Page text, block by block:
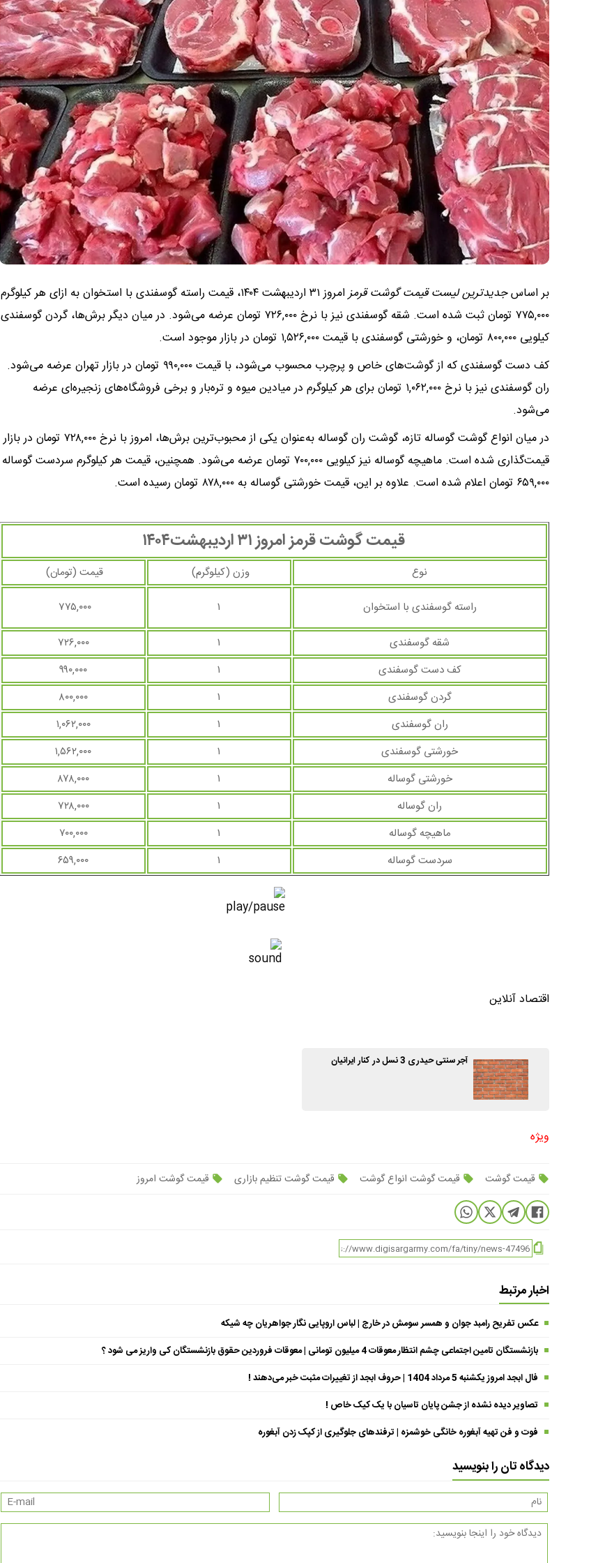
بر اساسجدیدترین لیست قیمت گوشت قرمز
امروز ۳۱ اردیبهشت ۱۴۰۴، قیمت راسته گوسفندی با استخوان به ازای هر کیلوگرم
۷۷۵,۰۰۰ تومان ثبت شده است. شقه گوسفندی نیز با نرخ ۷۲۶,۰۰۰ تومان عرضه می‌شود. در میان دیگر برش‌ها، گردن گوسفندی
کیلویی ۸۰۰,۰۰۰ تومان، و خورشتی گوسفندی با قیمت ۱,۵۲۶,۰۰۰ تومان در بازار موجود است.
کف دست گوسفندی که از گوشت‌های خاص و پرچرب محسوب می‌شود، با قیمت ۹۹۰,۰۰۰ تومان در بازار تهران عرضه می‌شود.
ران گوسفندی نیز با نرخ ۱,۰۶۲,۰۰۰ تومان برای هر کیلوگرم در میادین میوه و تره‌بار و برخی فروشگاه‌های زنجیره‌ای عرضه
می‌شود.
در میان انواع گوشت گوساله تازه، گوشت ران گوساله به‌عنوان یکی از محبوب‌ترین برش‌ها، امروز با نرخ ۷۲۸,۰۰۰ تومان در بازار
قیمت‌گذاری شده است. ماهیچه گوساله نیز کیلویی ۷۰۰,۰۰۰ تومان عرضه می‌شود. همچنین، قیمت هر کیلوگرم سردست گوساله
۶۵۹,۰۰۰ تومان اعلام شده است. علاوه بر این، قیمت خورشتی گوساله به ۸۷۸,۰۰۰ تومان رسیده است.
قیمت گوشت قرمز امروز ۳۱ اردیبهشت۱۴۰۴
نوع وزن (کیلوگرم)
قیمت (تومان)
راسته گوسفندی با استخوان
۱ ۷۷۵,۰۰۰
شقه گوسفندی ۱
۷۲۶,۰۰۰
کف دست گوسفندی
۱
۹۹۰,۰۰۰
گردن گوسفندی
۱
۸۰۰,۰۰۰
ران گوسفندی
۱
۱,۰۶۲,۰۰۰
خورشتی گوسفندی
۱
۱,۵۶۲,۰۰۰
خورشتی گوساله
۱
۸۷۸,۰۰۰
ران گوساله
۱
۷۲۸,۰۰۰
ماهیچه گوساله
۱
۷۰۰,۰۰۰
سردست گوساله
۱ ۶۵۹,۰۰۰
اقتصاد آنلاین
آجر سنتی حیدری 3 نسل در کنار ایرانیان
ویژه
قیمت گوشت قیمت گوشت انواع گوشت قیمت گوشت تنظیم بازاری قیمت گوشت امروز
اخبار مرتبط
عکس تفریح رامبد جوان و همسر سومش در خارج | لباس اروپایی نگار جواهریان چه شیکه
بازنشستگان تامین اجتماعی چشم انتظار معوقات 4 میلیون تومانی | معوقات فروردین حقوق بازنشستگان کی واریز می شود ؟
فال ابجد امروز یکشنبه 5 مرداد 1404 | حروف ابجد از تغییرات مثبت خبر می‌دهند !
تصاویر دیده نشده از جشن پایان تاسیان با یک کیک خاص !
فوت و فن تهیه آبغوره خانگی خوشمزه | ترفندهای جلوگیری از کپک زدن آبغوره
دیدگاه تان را بنویسید